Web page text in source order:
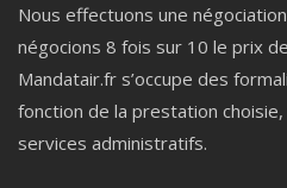
Nous effectuons une
négocions 8 fois sur 10 le prix
Mandatair.fr s’occupe des
fonction de la prestation
services administratifs.